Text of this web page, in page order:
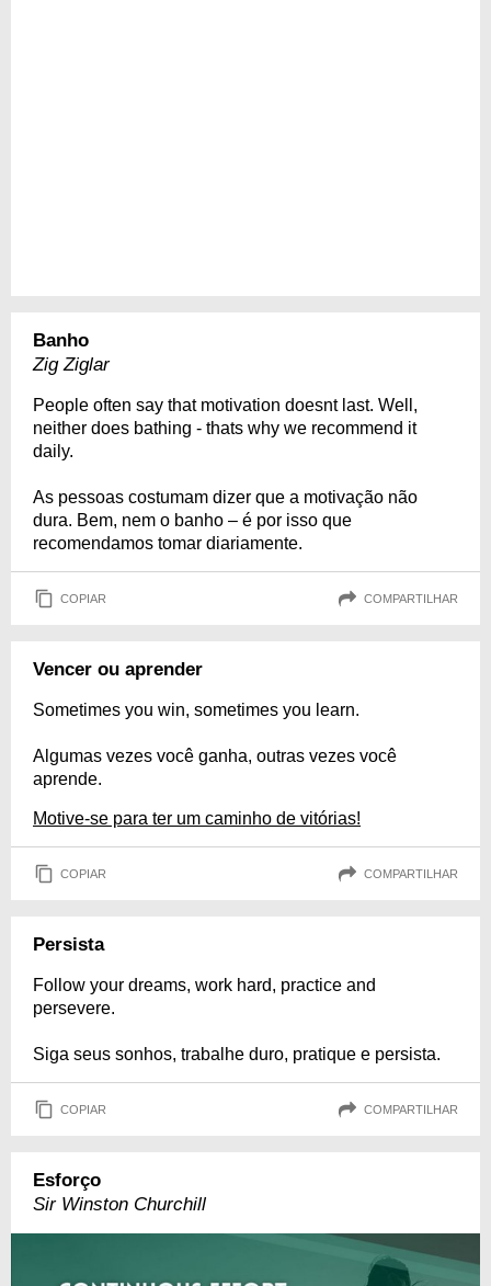
Banho
Zig Ziglar
People often say that motivation doesnt last. Well,
neither does bathing - thats why we recommend it
daily.
As pessoas costumam dizer que a motivação não
dura. Bem, nem o banho – é por isso que
recomendamos tomar diariamente.
COPIAR COMPARTILHAR
Vencer ou aprender
Sometimes you win, sometimes you learn.
Algumas vezes você ganha, outras vezes você
aprende.
Motive-se para ter um caminho de vitórias!
COPIAR COMPARTILHAR
Persista
Follow your dreams, work hard, practice and
persevere.
Siga seus sonhos, trabalhe duro, pratique e persista.
COPIAR COMPARTILHAR
Esforço
Sir Winston Churchill